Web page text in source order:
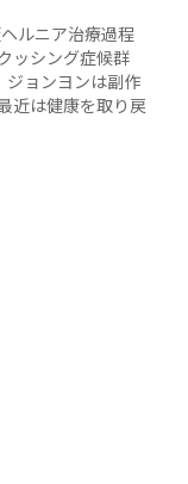
ルニア治療過程
ッシング症候群
ジョンヨンは副作
近は健康を取り戻